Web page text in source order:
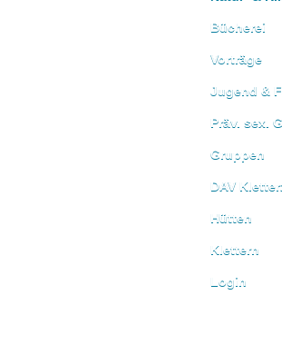
Bücherei
Vorträge
Jugend &
Präv. sex.
Gruppen
DAV
Hütten
Klettern
Login